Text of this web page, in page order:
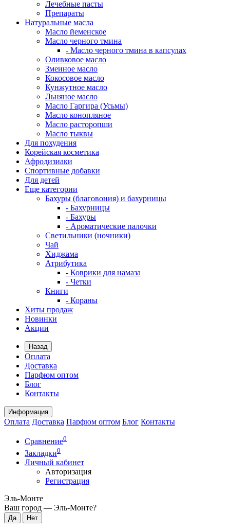
Лечебные пасты
Препараты
Натуральные масла
Масло йеменское
Масло черного тмина
- Масло черного тмина в капсулах
Оливковое масло
Змеиное масло
Кокосовое масло
Кунжутное масло
Льняное масло
Масло Гаргира (Усьмы)
Масло конопляное
Масло расторопши
Масло тыквы
Для похудения
Корейская косметика
Афродизиаки
Спортивные добавки
Для детей
Еще категории
Бахуры (благовония) и бахурницы
- Бахурницы
- Бахуры
- Ароматические палочки
Светильники (ночники)
Чай
Хиджама
Атрибутика
- Коврики для намаза
- Четки
Книги
- Кораны
Хиты продаж
Новинки
Акции
Назад
Оплата
Доставка
Парфюм оптом
Блог
Контакты
Информация
Оплата Доставка Парфюм оптом Блог Контакты
Сравнение0
Закладки0
Личный кабинет
Авторизация
Регистрация
Эль-Монте
Ваш город — Эль-Монте?